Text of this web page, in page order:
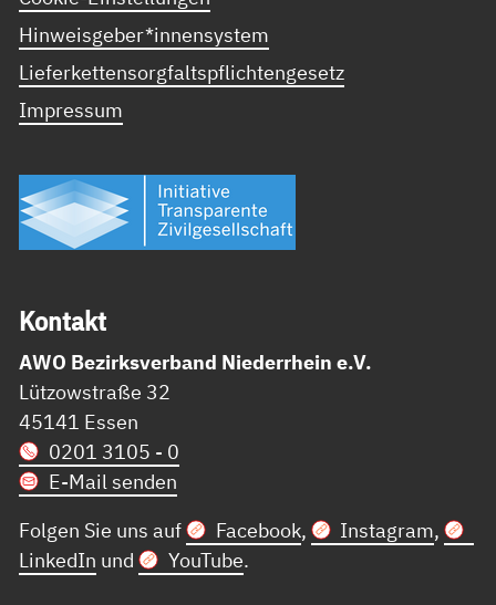
Hinweisgeber*innensystem
Lieferkettensorgfaltspflichtengesetz
Impressum
Kon­takt
AWO Bezirksverband Niederrhein e.V.
Lützowstraße 32
45141 Essen
0201 3105 - 0
E-Mail senden
Folgen Sie uns auf
Facebook, Instagram,
LinkedIn und YouTube.